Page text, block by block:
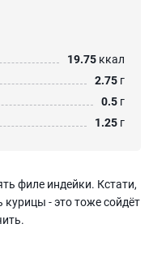
19.75 ккал
2.75 г
0.5 г
1.25 г
филе индейки. Кстати,
курицы - это тоже сойдёт